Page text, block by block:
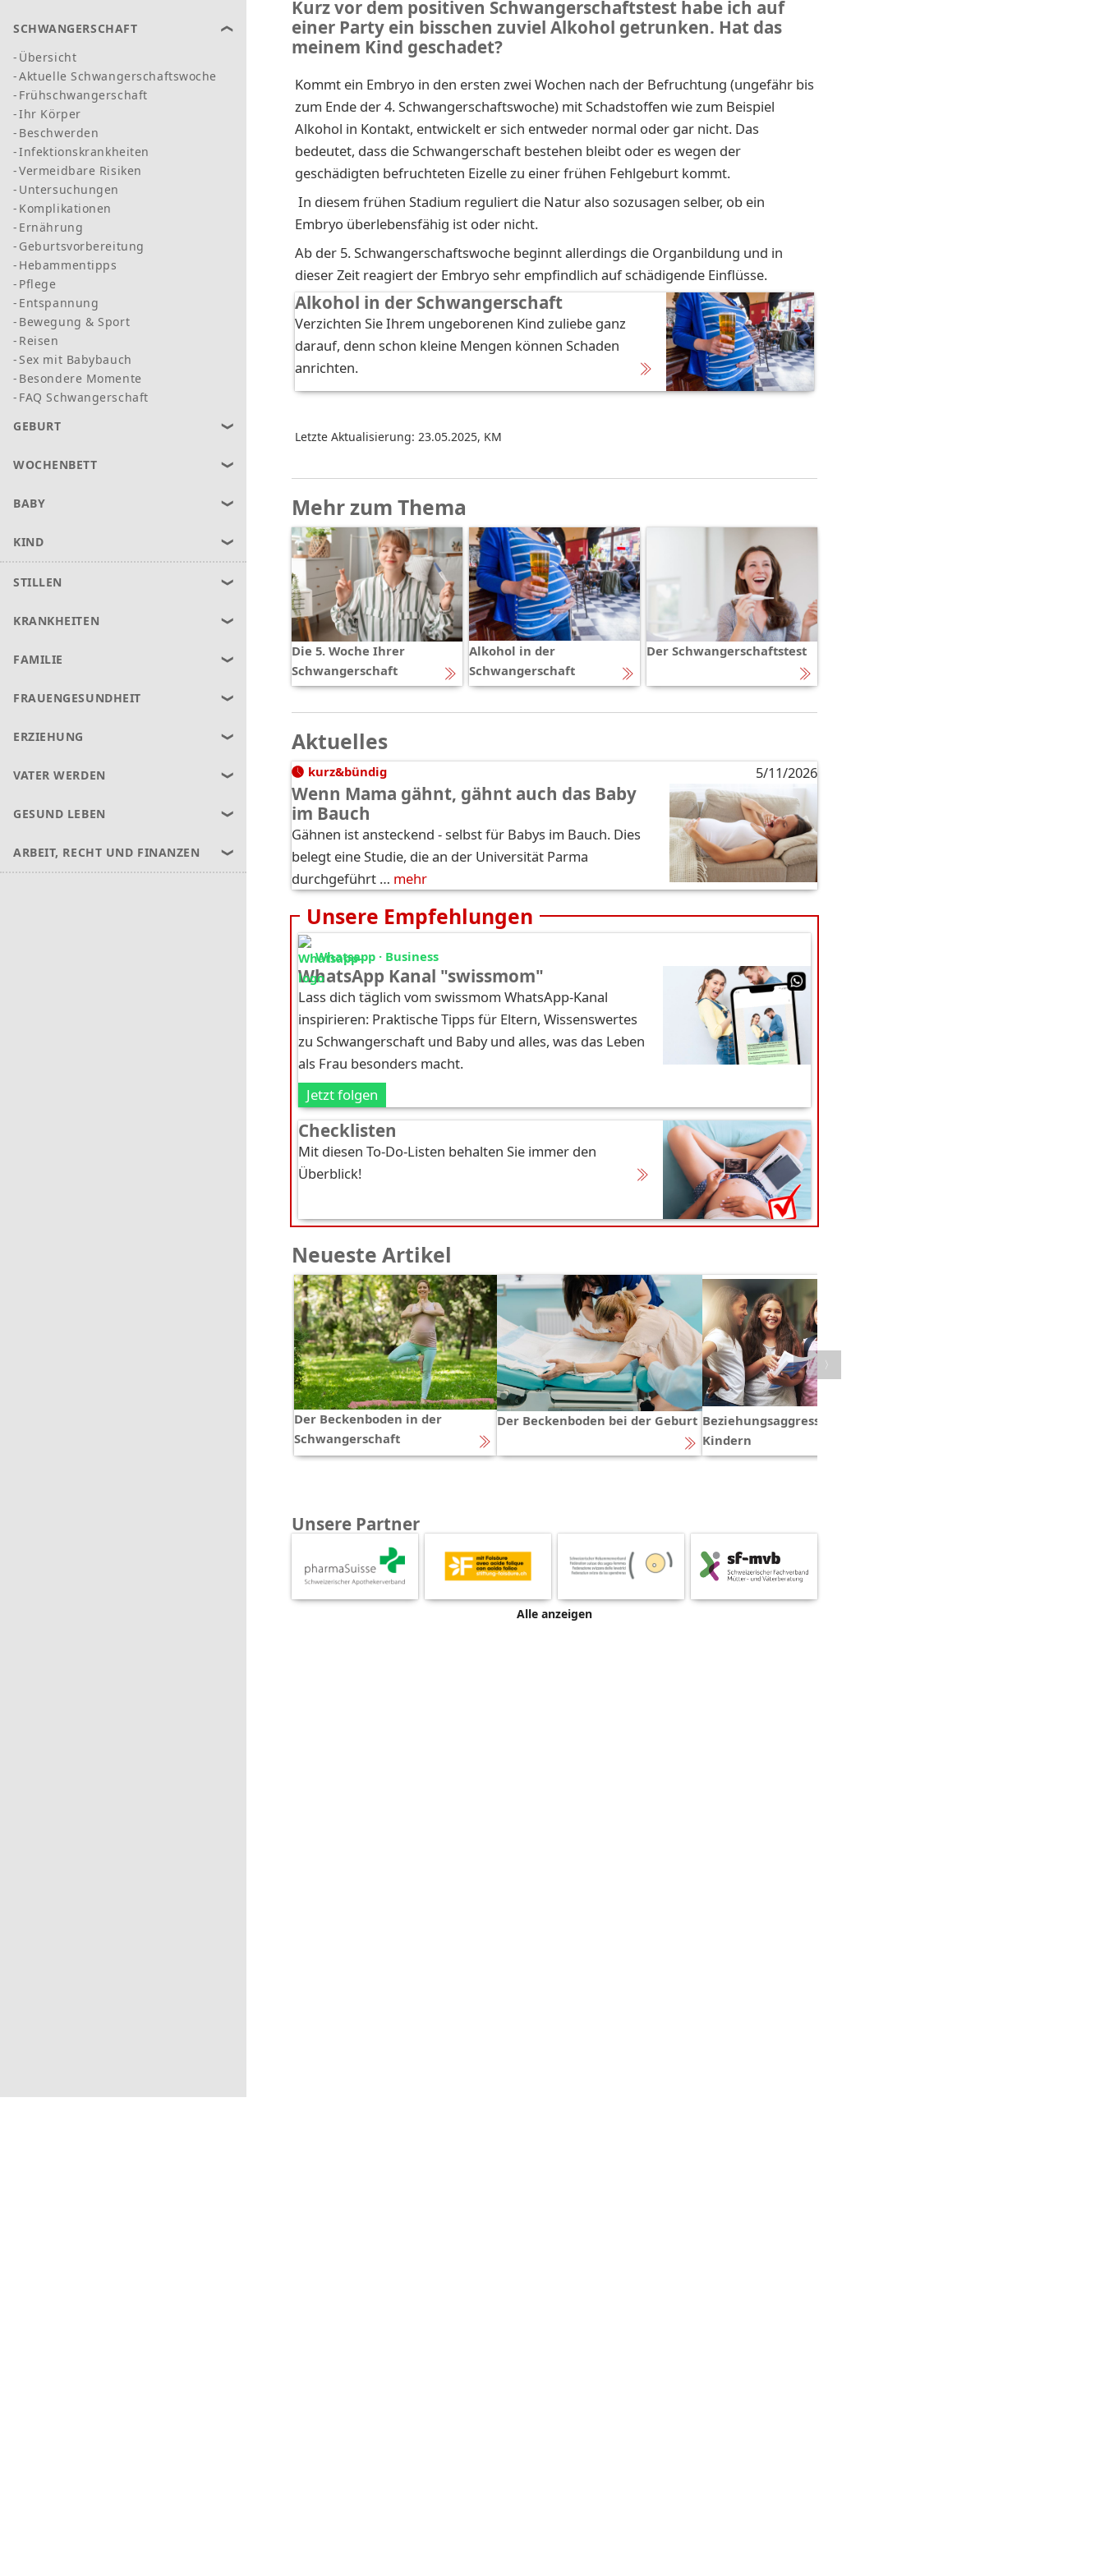
SCHWANGERSCHAFT
Übersicht
Aktuelle Schwangerschaftswoche
Frühschwangerschaft
Ihr Körper
Beschwerden
Infektionskrankheiten
Vermeidbare Risiken
Untersuchungen
Komplikationen
Ernährung
Geburtsvorbereitung
Hebammentipps
Pflege
Entspannung
Bewegung & Sport
Reisen
Sex mit Babybauch
Besondere Momente
FAQ Schwangerschaft
GEBURT
WOCHENBETT
BABY
KIND
STILLEN
KRANKHEITEN
FAMILIE
FRAUENGESUNDHEIT
ERZIEHUNG
VATER WERDEN
GESUND LEBEN
ARBEIT, RECHT UND FINANZEN
Kurz vor dem positiven Schwangerschaftstest habe ich auf
einer Party ein bisschen zuviel Alkohol getrunken. Hat das
meinem Kind geschadet?
Kommt ein Embryo in den ersten zwei Wochen nach der Befruchtung (ungefähr bis
zum Ende der 4. Schwangerschaftswoche) mit Schadstoffen wie zum Beispiel
Alkohol in Kontakt, entwickelt er sich entweder normal oder gar nicht. Das
bedeutet, dass die Schwangerschaft bestehen bleibt oder es wegen der
geschädigten befruchteten Eizelle zu einer frühen Fehlgeburt kommt.
In diesem frühen Stadium reguliert die Natur also sozusagen selber, ob ein
Embryo überlebensfähig ist oder nicht.
Ab der 5. Schwangerschaftswoche beginnt allerdings die Organbildung und in
dieser Zeit reagiert der Embryo sehr empfindlich auf schädigende Einflüsse.
Alkohol in der Schwangerschaft
Verzichten Sie Ihrem ungeborenen Kind zuliebe ganz
darauf, denn schon kleine Mengen können Schaden
anrichten.
Letzte Aktualisierung: 23.05.2025, KM
Mehr zum Thema
Die 5. Woche Ihrer
Schwangerschaft
Alkohol in der
Schwangerschaft
Der Schwangerschaftstest
Aktuelles
kurz&bündig 5/11/2026
Wenn Mama gähnt, gähnt auch das Baby
im Bauch
Gähnen ist ansteckend - selbst für Babys im Bauch. Dies
belegt eine Studie, die an der Universität Parma
durchgeführt … mehr
Unsere Empfehlungen
Whatsapp · Business
WhatsApp Kanal "swissmom"
Lass dich täglich vom swissmom WhatsApp-Kanal
inspirieren: Praktische Tipps für Eltern, Wissenswertes
zu Schwangerschaft und Baby und alles, was das Leben
als Frau besonders macht.
Jetzt folgen
Checklisten
Mit diesen To-Do-Listen behalten Sie immer den
Überblick!
Neueste Artikel
Der Beckenboden in der
Schwangerschaft
Der Beckenboden bei der Geburt Beziehungsaggression unter
Kindern
〈 〉
Unsere Partner
Alle anzeigen